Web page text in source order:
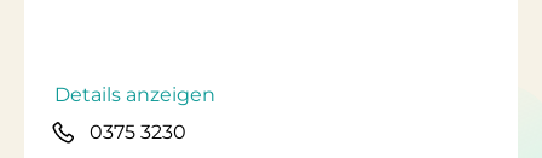
Details anzeigen
0375 3230